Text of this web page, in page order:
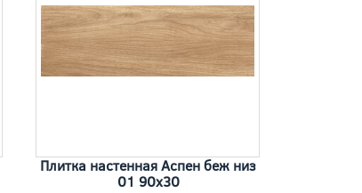
Плитка настенная Аспен беж низ
01 90x30